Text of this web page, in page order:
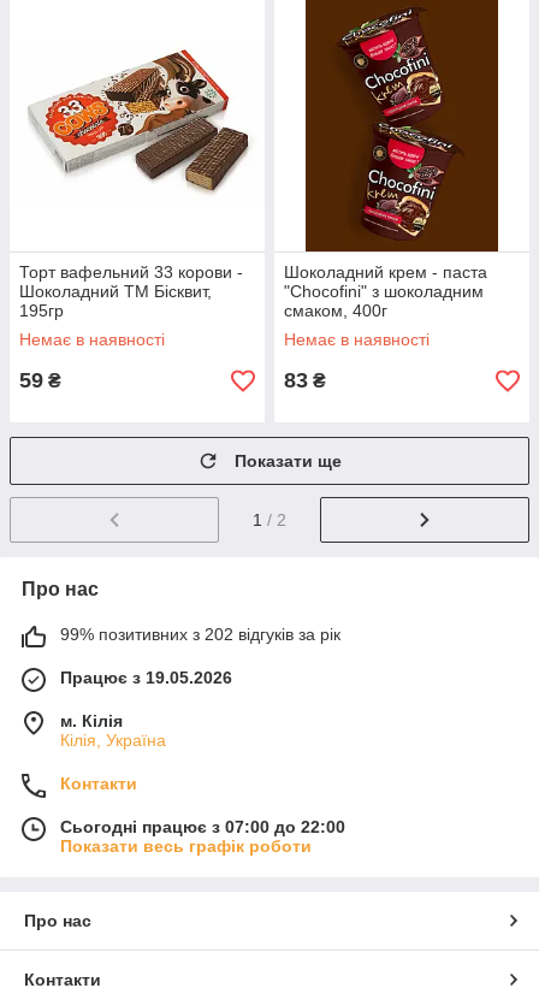
Торт вафельний 33 корови -
Шоколадний ТМ Бісквит,
195гр
Немає в наявності
59 ₴
Шоколадний крем - паста
"Chocofini" з шоколадним
смаком, 400г
Немає в наявності
83 ₴
Показати ще
1 / 2
Про нас
99% позитивних з 202 відгуків за рік
Працює з 19.05.2026
м. Кілія
Кілія, Україна
Контакти
Сьогодні працює з 07:00 до 22:00
Показати весь графік роботи
Про нас
Контакти